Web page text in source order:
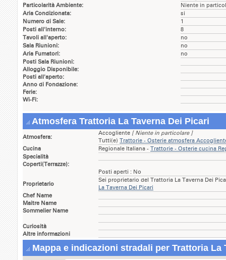
Particolarità Ambiente:
Niente in
Aria Condizionata:
si
Numero di Sale:
1
Posti all'interno:
8
Tavoli all'aperto:
no
Sala Riunioni:
no
Aria Fumatori:
no
Posti Sala Riunioni:
Alloggio Disponibile:
Posti all'aperto:
Anno di Fondazione:
Ferie:
Wi-Fi:
Atmosfera Trattoria La Taverna Dei Picari
Atmosfera:
Accogliente [ Niente in particolare ]
Tutti(e) Trattorie - Osterie atmosfera
Cucina
Regionale Italiana - Trattorie - Osterie cucina
Specialità
Coperti(Terrazze):
Posti aperti : No
Proprietario
Sei proprietario del Trattoria La Taverna Dei
La Taverna Dei Picari
Chef Name
Maitre Name
Sommelier Name
Curiosità
Altre informazioni
Mappa e indicazioni stradali per Trattoria La